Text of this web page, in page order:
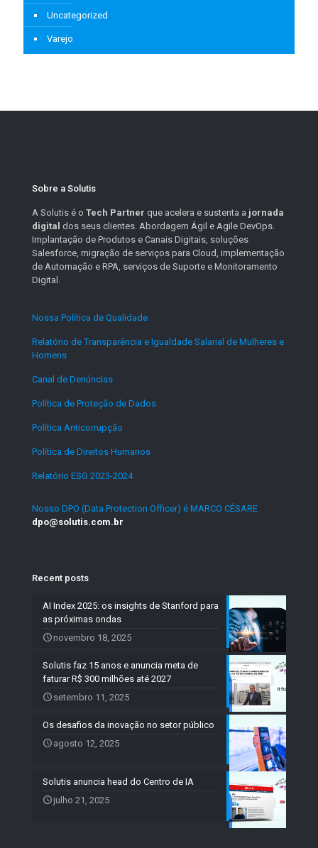
Uncategorized
Varejo
Sobre a Solutis
A Solutis é o Tech Partner que acelera e sustenta a jornada
digital dos seus clientes. Abordagem Ágil e Agile DevOps.
Implantação de Produtos e Canais Digitais, soluções
Salesforce, migração de serviços para Cloud, implementação
de Automação e RPA, serviços de Suporte e Monitoramento
Digital.
Nossa Política de Qualidade
Relatório de Transparência e Igualdade Salarial de Mulheres e
Homens
Canal de Denúncias
Política de Proteção de Dados
Política Anticorrupção
Política de Direitos Humanos
Relatório ESG 2023-2024.
Nosso DPO (Data Protection Officer) é MARCO CÉSARE
dpo@solutis.com.br
Recent posts
AI Index 2025: os insights de Stanford para
as próximas ondas
novembro 18, 2025
Solutis faz 15 anos e anuncia meta de
faturar R$ 300 milhões até 2027
setembro 11, 2025
Os desafios da inovação no setor público
agosto 12, 2025
Solutis anuncia head do Centro de IA
julho 21, 2025